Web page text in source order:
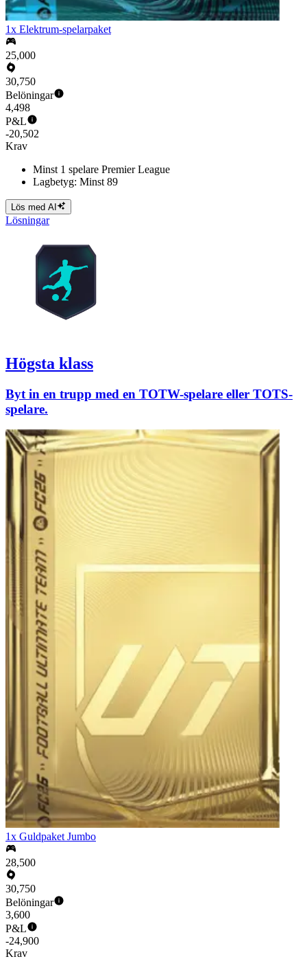
1x Elektrum-spelarpaket
25,000
30,750
Belöningar
4,498
P&L
-20,502
Krav
Minst 1 spelare Premier League
Lagbetyg: Minst 89
Lös med AI
Lösningar
Högsta klass
Byt in en trupp med en TOTW-spelare eller TOTS-
spelare.
1x Guldpaket Jumbo
28,500
30,750
Belöningar
3,600
P&L
-24,900
Krav